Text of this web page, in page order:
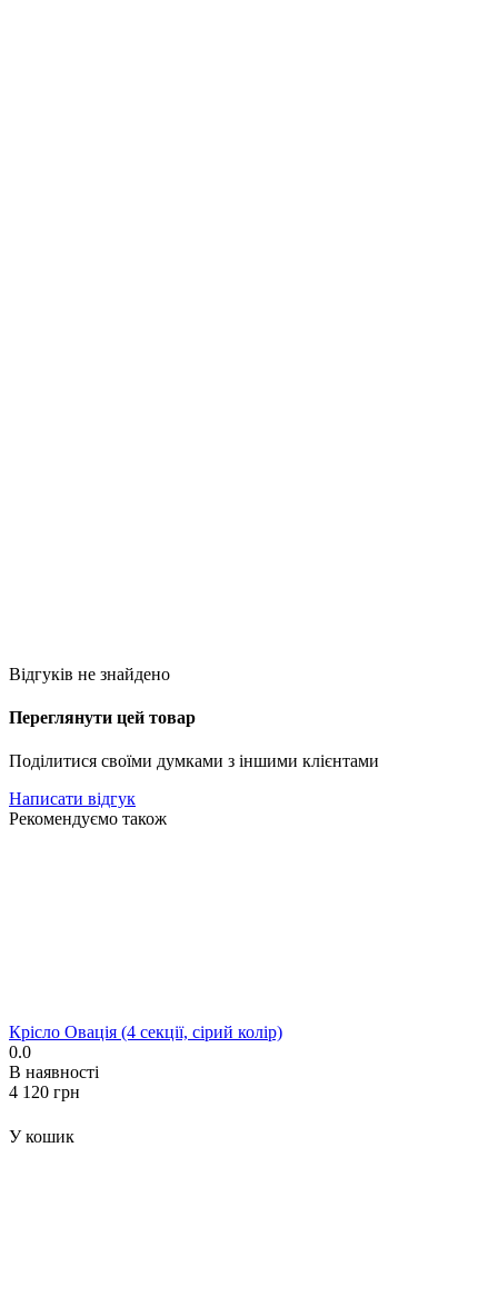
Відгуків не знайдено
Переглянути цей товар
Поділитися своїми думками з іншими клієнтами
Написати відгук
Рекомендуємо також
Крісло Овація (4 секції, сірий колір)
0.0
В наявності
‍4 120‍ грн
У кошик